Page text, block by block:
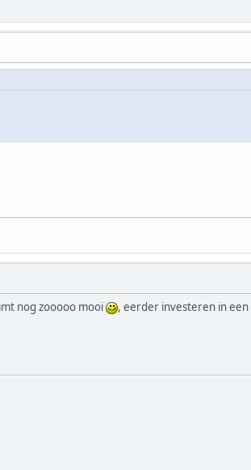
nog zooooo mooi
, eerder investeren in